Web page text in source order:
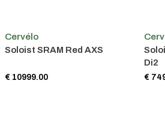
Cervélo
Soloist SRAM Red AXS
€ 10999.00
Di2
€